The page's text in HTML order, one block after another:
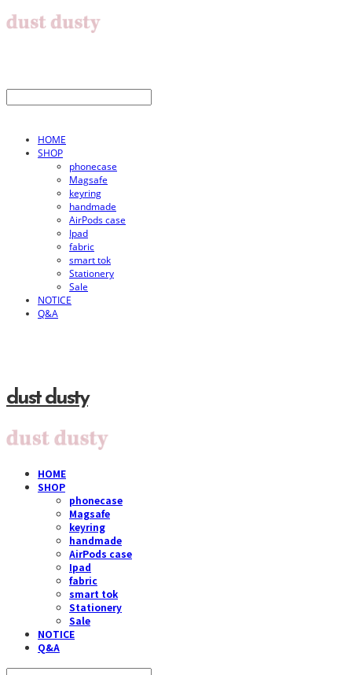
HOME
SHOP
phonecase
Magsafe
keyring
handmade
AirPods case
Ipad
fabric
smart tok
Stationery
Sale
NOTICE
Q&A
dust dusty
HOME
SHOP
phonecase
Magsafe
keyring
handmade
AirPods case
Ipad
fabric
smart tok
Stationery
Sale
NOTICE
Q&A